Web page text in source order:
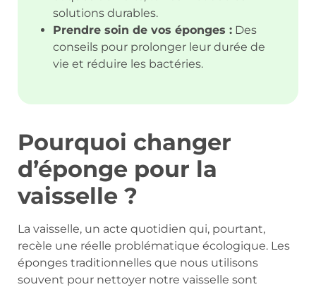
solutions durables.
Prendre soin de vos éponges : Des
conseils pour prolonger leur durée de
vie et réduire les bactéries.
Pourquoi changer
d’éponge pour la
vaisselle ?
La vaisselle, un acte quotidien qui, pourtant,
recèle une réelle problématique écologique. Les
éponges traditionnelles que nous utilisons
souvent pour nettoyer notre vaisselle sont